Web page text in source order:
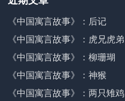
《中国寓言故事》：后记
《中国寓言故事》：虎兄虎弟
《中国寓言故事》：柳珊瑚
《中国寓言故事》：神猴
《中国寓言故事》：两只雉鸡